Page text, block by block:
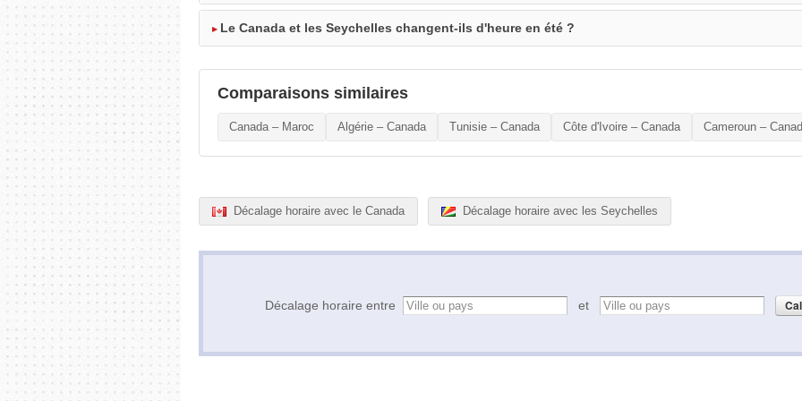
Le Canada et les Seychelles changent-ils d'heure en été ?
Comparaisons similaires
Canada – Maroc Algérie – Canada Tunisie – Canada Côte d'Ivoire – Canada Cameroun –
Décalage horaire avec le Canada Décalage horaire avec les Seychelles
Décalage horaire entre et